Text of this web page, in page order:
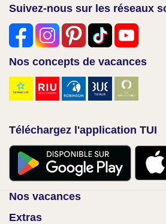
Suivez-nous sur les réseaux
Nos concepts de vacances
Téléchargez l'application TUI
Nos vacances
Extras